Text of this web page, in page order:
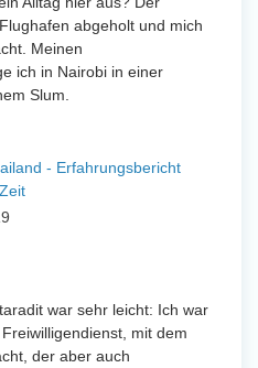
abgeholt und mich
Meinen
ich in Nairobi in einer
Slum.
- Erfahrungsbericht
war sehr leicht: Ich war
mit dem
der aber auch